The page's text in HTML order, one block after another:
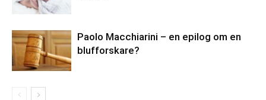
Paolo Macchiarini – en epilog om en
blufforskare?